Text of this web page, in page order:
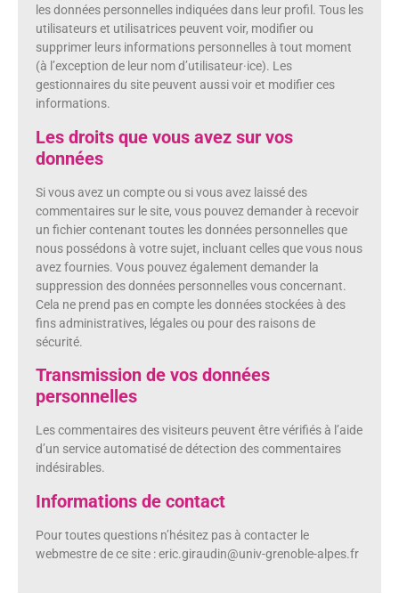
les données personnelles indiquées dans leur profil. Tous les
utilisateurs et utilisatrices peuvent voir, modifier ou
supprimer leurs informations personnelles à tout moment
(à l’exception de leur nom d’utilisateur·ice). Les
gestionnaires du site peuvent aussi voir et modifier ces
informations.
Les droits que vous avez sur vos
données
Si vous avez un compte ou si vous avez laissé des
commentaires sur le site, vous pouvez demander à recevoir
un fichier contenant toutes les données personnelles que
nous possédons à votre sujet, incluant celles que vous nous
avez fournies. Vous pouvez également demander la
suppression des données personnelles vous concernant.
Cela ne prend pas en compte les données stockées à des
fins administratives, légales ou pour des raisons de
sécurité.
Transmission de vos données
personnelles
Les commentaires des visiteurs peuvent être vérifiés à l’aide
d’un service automatisé de détection des commentaires
indésirables.
Informations de contact
Pour toutes questions n’hésitez pas à contacter le
webmestre de ce site : eric.giraudin@univ-grenoble-alpes.fr